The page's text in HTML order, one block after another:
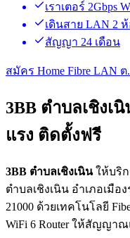
เราเตอร์ 2Gbps
เดินสาย LAN 2 ห้
สัญญา 24 เดือน
สมัคร Home Fibre LAN ต
3BB ตำบลเชิงเ
แรง ติดตั้งฟรี
3BB ตำบลเชิงเนินให้บริก
ตำบลเชิงเนิน อำเภอเมื
21000 ด้วยเทคโนโลยี
WiFi 6 Router ให้สัญญา